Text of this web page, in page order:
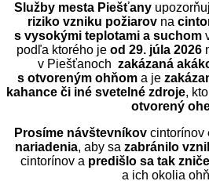
Služby mesta Piešťany
riziko vzniku požiarov na
s vysokými teplotami a suchom
podľa ktorého je od 29. júla 2026
v Piešťanoch zakázaná
s otvoreným ohňoma je
kahance či iné svetelné zdroje,
otvorený
Prosíme návštevníkov cintorínov
nariadenia, aby sa zabránilo
cintorínov a predišlo sa tak
a ich okolia